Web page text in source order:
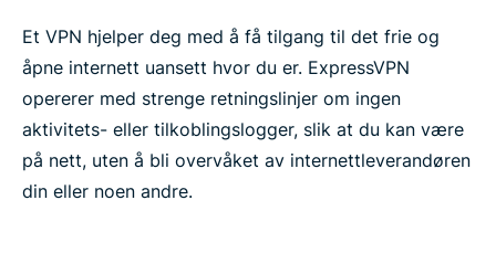
Et VPN hjelper deg med å få tilgang til det frie og
åpne internett uansett hvor du er. ExpressVPN
opererer med strenge retningslinjer om ingen
aktivitets- eller tilkoblingslogger, slik at du kan være
på nett, uten å bli overvåket av internettleverandøren
din eller noen andre.